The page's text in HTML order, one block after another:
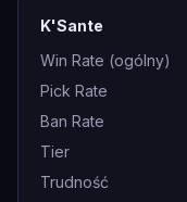
K'Sante
Win Rate (ogólny)
Pick Rate
Ban Rate
Tier
Trudność